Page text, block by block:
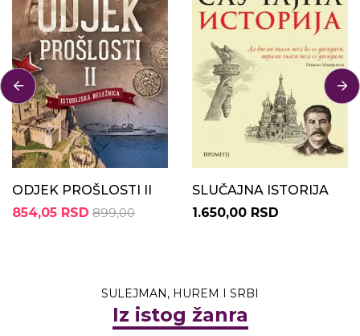
ODJEK PROŠLOSTI II
854,05 RSD 899,00
SLUČAJNA ISTORIJA
1.650,00 RSD
SULEJMAN, HUREM I SRBI
Iz istog žanra